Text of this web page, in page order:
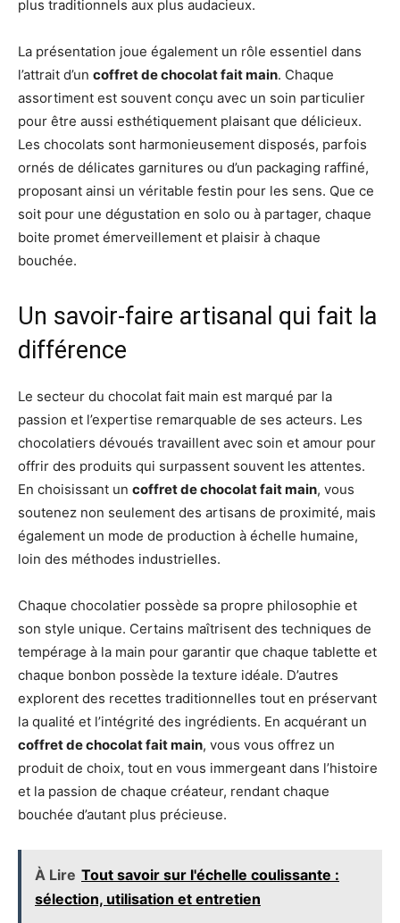
plus traditionnels aux plus audacieux.
La présentation joue également un rôle essentiel dans
l’attrait d’un coffret de chocolat fait main. Chaque
assortiment est souvent conçu avec un soin particulier
pour être aussi esthétiquement plaisant que délicieux.
Les chocolats sont harmonieusement disposés, parfois
ornés de délicates garnitures ou d’un packaging raffiné,
proposant ainsi un véritable festin pour les sens. Que ce
soit pour une dégustation en solo ou à partager, chaque
boite promet émerveillement et plaisir à chaque
bouchée.
Un savoir-faire artisanal qui fait la
différence
Le secteur du chocolat fait main est marqué par la
passion et l’expertise remarquable de ses acteurs. Les
chocolatiers dévoués travaillent avec soin et amour pour
offrir des produits qui surpassent souvent les attentes.
En choisissant un coffret de chocolat fait main, vous
soutenez non seulement des artisans de proximité, mais
également un mode de production à échelle humaine,
loin des méthodes industrielles.
Chaque chocolatier possède sa propre philosophie et
son style unique. Certains maîtrisent des techniques de
tempérage à la main pour garantir que chaque tablette et
chaque bonbon possède la texture idéale. D’autres
explorent des recettes traditionnelles tout en préservant
la qualité et l’intégrité des ingrédients. En acquérant un
coffret de chocolat fait main, vous vous offrez un
produit de choix, tout en vous immergeant dans l’histoire
et la passion de chaque créateur, rendant chaque
bouchée d’autant plus précieuse.
À Lire Tout savoir sur l'échelle coulissante :
sélection, utilisation et entretien